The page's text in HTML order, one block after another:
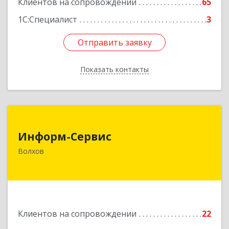
1С:Специалист
3
Отправить заявку
Показать контакты
Отправить заявку
Назад
Информ-Сервис
Волхов
Клиентов на сопровождении 22
187400, Ленинградская обл, Волхов г,
Подробнее